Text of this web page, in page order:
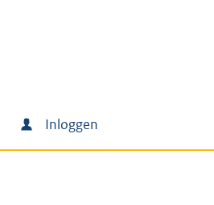
Inloggen